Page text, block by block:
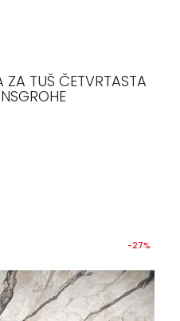
ZA TUŠ ČETVRTASTA
-27%